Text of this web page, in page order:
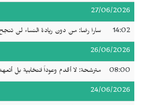
27/06/2026
14:02 سارا رضا: من دون ريادة النساء لن تنجح
26/06/2026
08:00 مترشحة: لا أقدم وعوداً انتخابية بل
24/06/2026